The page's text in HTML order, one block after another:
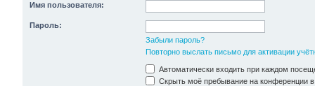
Имя пользователя:
Пароль:
Забыли пароль?
Повторно выслать письмо для активации
Автоматически входить при каждом
Скрыть моё пребывание на конференции в